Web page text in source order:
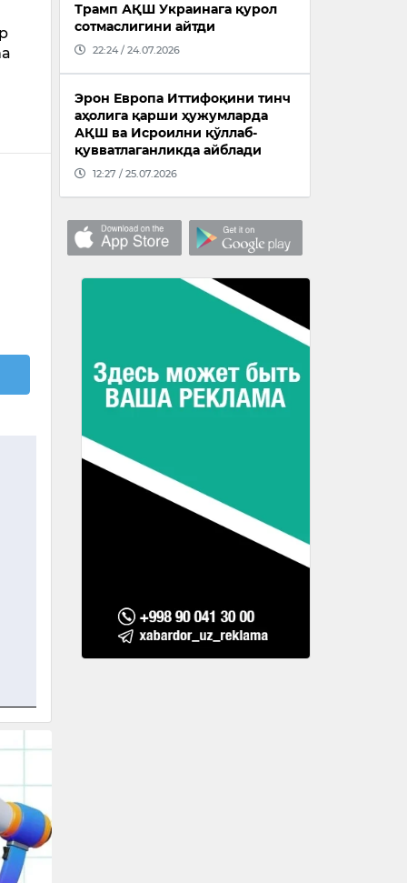
Трамп АҚШ Украинага қурол
сотмаслигини айтди
22:24 / 24.07.2026
Эрон Европа Иттифоқини тинч
аҳолига қарши ҳужумларда
АҚШ ва Исроилни қўллаб-
қувватлаганликда айблади
12:27 / 25.07.2026